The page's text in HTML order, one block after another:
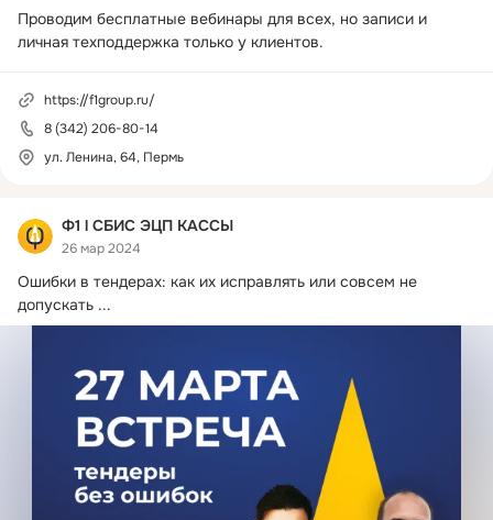
Ф1 l СБИС ЭЦП КАССЫ
26 мар 2024
Ошибки в тендерах: как их исправлять или совсем не
допускать ...
Проводим бесплатные вебинары для всех, но записи и
личная техподдержка только у клиентов.
https://f1group.ru/
8 (342) 206-80-14
ул. Ленина, 64, Пермь